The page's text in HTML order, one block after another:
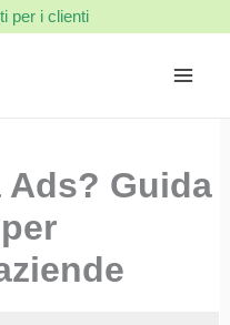
per i clienti
Ads? Guida